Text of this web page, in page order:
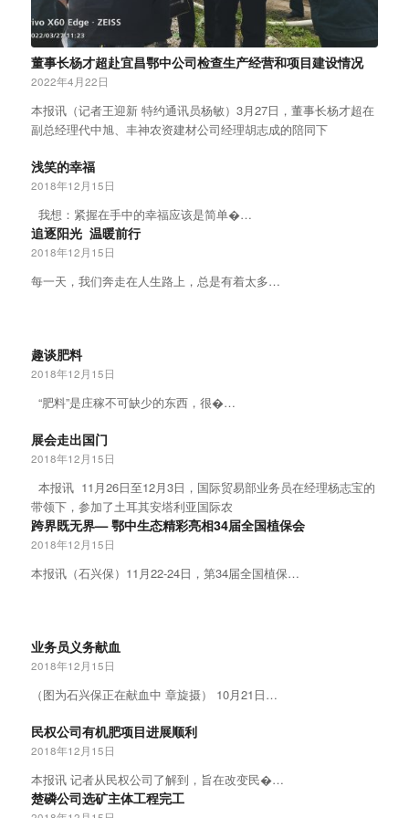
董事长杨才超赴宜昌鄂中公司检查生产经营和项目建设情况
2022年4月22日
本报讯（记者王迎新 特约通讯员杨敏）3月27日，董事长杨才超在
副总经理代中旭、丰神农资建材公司经理胡志成的陪同下
浅笑的幸福
2018年12月15日
我想：紧握在手中的幸福应该是简单�…
追逐阳光 温暖前行
2018年12月15日
每一天，我们奔走在人生路上，总是有着太多…
趣谈肥料
2018年12月15日
“肥料”是庄稼不可缺少的东西，很�…
展会走出国门
2018年12月15日
本报讯 11月26日至12月3日，国际贸易部业务员在经理杨志宝的
带领下，参加了土耳其安塔利亚国际农
跨界既无界— 鄂中生态精彩亮相34届全国植保会
2018年12月15日
本报讯（石兴保）11月22-24日，第34届全国植保…
业务员义务献血
2018年12月15日
（图为石兴保正在献血中 章旋摄） 10月21日…
民权公司有机肥项目进展顺利
2018年12月15日
本报讯 记者从民权公司了解到，旨在改变民�…
楚磷公司选矿主体工程完工